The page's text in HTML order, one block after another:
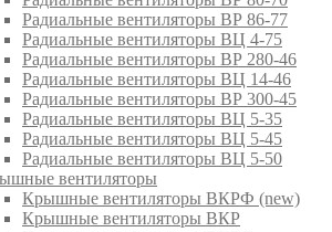
Радиальные вентиляторы ВР 86-77
Радиальные вентиляторы ВЦ 4-75
Радиальные вентиляторы ВР 280-46
Радиальные вентиляторы ВЦ 14-46
Радиальные вентиляторы ВР 300-45
Радиальные вентиляторы ВЦ 5-35
Радиальные вентиляторы ВЦ 5-45
Радиальные вентиляторы ВЦ 5-50
вентиляторы
Крышные вентиляторы ВКРФ (new)
Крышные вентиляторы ВКР